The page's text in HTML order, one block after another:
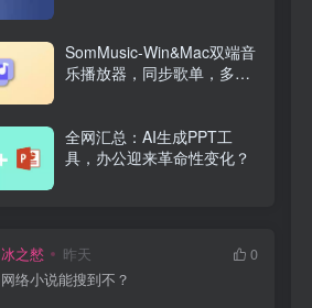
SomMusic-Win&Mac双端音
乐播放器，同步歌单，多音
全网汇总：AI生成PPT工
具，办公迎来革命性变化？
冰之憖 昨天
0
网络小说能搜到不？